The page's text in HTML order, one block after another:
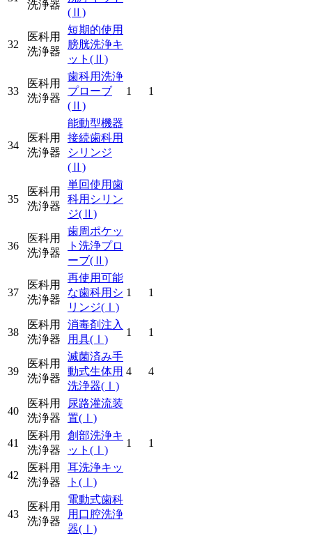
洗浄器
(Ⅱ)
32
医科用
洗浄器
短期的使用
膀胱洗浄キ
ット (Ⅱ)
33
医科用
洗浄器
歯科用洗浄
プローブ
(Ⅱ)
1 1
34
医科用
洗浄器
能動型機器
接続歯科用
シリンジ
(Ⅱ)
35
医科用
洗浄器
単回使用歯
科用シリン
ジ(Ⅱ)
36
医科用
洗浄器
歯周ポケッ
ト洗浄プロ
ーブ(Ⅱ)
37
医科用
洗浄器
再使用可能
な歯科用シ
リンジ(Ⅰ)
1 1
38
医科用
洗浄器
消毒剤注入
用具(Ⅰ)
1 1
39
医科用
洗浄器
滅菌済み手
動式生体用
洗浄器(Ⅰ)
4 4
40
医科用
洗浄器
尿路灌流装
置(Ⅰ)
41
医科用
洗浄器
創部洗浄キ
ット (Ⅰ)
1 1
42
医科用
洗浄器
耳洗浄キッ
ト (Ⅰ)
43
医科用
洗浄器
電動式歯科
用口腔洗浄
器(Ⅰ)